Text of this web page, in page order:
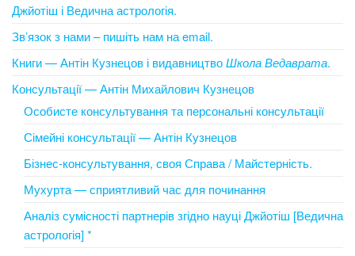
Джйотіш і Ведична астрологія.
Зв’язок з нами – пишіть нам на email.
Книги — Антін Кузнецов і видавництвоШкола Ведаврата.
Консультації — Антін Михайлович Кузнецов
Особисте консультування та персональні консультації
Сімейні консультації — Антін Кузнецов
Бізнес-консультування, своя Справа / Майстерність.
Мухурта — сприятливий час для починання
Аналіз сумісності партнерів згідно науці Джйотіш [Ведична
астрологія] *